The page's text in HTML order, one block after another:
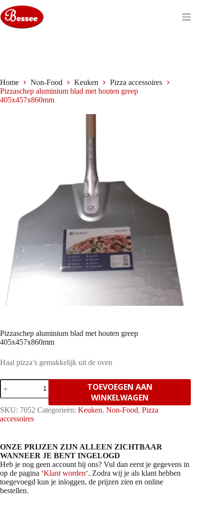
naar
de
inhoud
Home Non-Food Keuken
Pizza accessoires
Pizzaschep aluminium blad met houten greep
405x457x860mm
Pizzaschep aluminium blad met houten greep
405x457x860mm
Haal pizza’s gemakkelijk uit de oven
Pizzaschep
aluminium
blad
met
houten
greep
TOEVOEGEN AAN
WINKELWAGEN
SKU: 7052 Categorieën: Keuken, Non-Food, Pizza
accessoires
ONZE PRIJZEN ZIJN ALLEEN ZICHTBAAR
WANNEER JE BENT INGELOGD
Heb je nog geen account bij ons? Vul dan eerst je gegevens in
op de pagina ‘Klant worden‘. Zodra wij je als klant hebben
toegevoegd kun je inloggen, de prijzen zien en online
bestellen.